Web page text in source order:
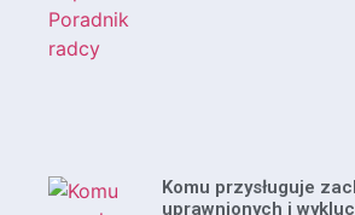
Komu przysługuje
uprawnionych i